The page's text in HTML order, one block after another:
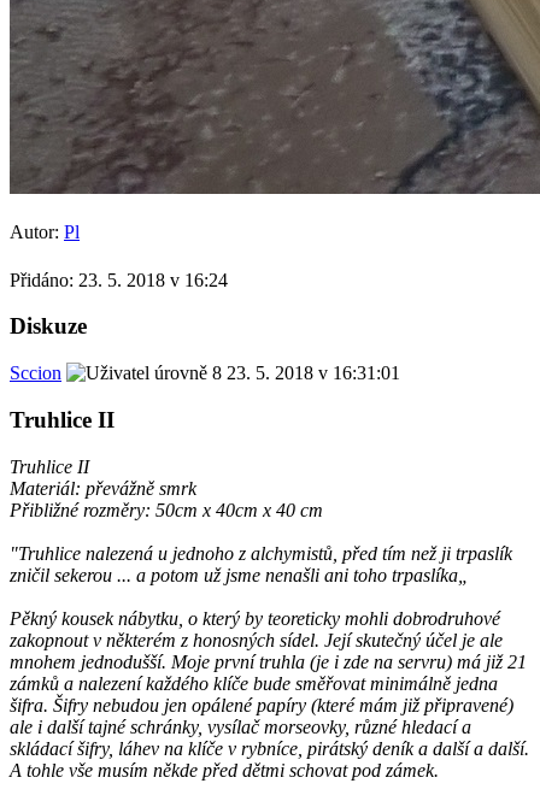
Autor: Pl
Přidáno: 23. 5. 2018 v 16:24
Diskuze
Sccion 23. 5. 2018 v 16:31:01
Truhlice II
Truhlice II
Materiál: převážně smrk
Přibližné rozměry: 50cm x 40cm x 40 cm
"Truhlice nalezená u jednoho z alchymistů, před tím než ji trpaslík
zničil sekerou ... a potom už jsme nenašli ani toho trpaslíka„
Pěkný kousek nábytku, o který by teoreticky mohli dobrodruhové
zakopnout v některém z honosných sídel. Její skutečný účel je ale
mnohem jednodušší. Moje první truhla (je i zde na servru) má již 21
zámků a nalezení každého klíče bude směřovat minimálně jedna
šifra. Šifry nebudou jen opálené papíry (které mám již připravené)
ale i další tajné schránky, vysílač morseovky, různé hledací a
skládací šifry, láhev na klíče v rybníce, pirátský deník a další a další.
A tohle vše musím někde před dětmi schovat pod zámek.